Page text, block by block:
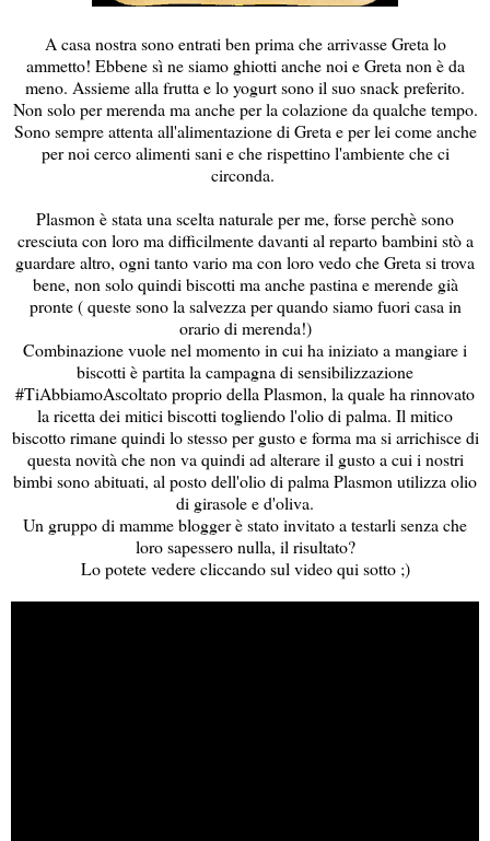
A casa nostra sono entrati ben prima che arrivasse Greta lo
ammetto! Ebbene sì ne siamo ghiotti anche noi e Greta non è da
meno. Assieme alla frutta e lo yogurt sono il suo snack preferito.
Non solo per merenda ma anche per la colazione da qualche tempo.
Sono sempre attenta all'alimentazione di Greta e per lei come anche
per noi cerco alimenti sani e che rispettino l'ambiente che ci
circonda.
Plasmon è stata una scelta naturale per me, forse perchè sono
cresciuta con loro ma difficilmente davanti al reparto bambini stò a
guardare altro, ogni tanto vario ma con loro vedo che Greta si trova
bene, non solo quindi biscotti ma anche pastina e merende già
pronte ( queste sono la salvezza per quando siamo fuori casa in
orario di merenda!)
Combinazione vuole nel momento in cui ha iniziato a mangiare i
biscotti è partita la campagna di sensibilizzazione
#TiAbbiamoAscoltato proprio della Plasmon, la quale ha rinnovato
la ricetta dei mitici biscotti togliendo l'olio di palma. Il mitico
biscotto rimane quindi lo stesso per gusto e forma ma si arrichisce di
questa novità che non va quindi ad alterare il gusto a cui i nostri
bimbi sono abituati, al posto dell'olio di palma Plasmon utilizza olio
di girasole e d'oliva.
Un gruppo di mamme blogger è stato invitato a testarli senza che
loro sapessero nulla, il risultato?
Lo potete vedere cliccando sul video qui sotto ;)